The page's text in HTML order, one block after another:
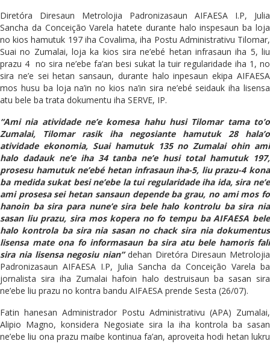
Diretóra Diresaun Metrolojia Padronizasaun AIFAESA I.P, Julia
Sancha da Conceição Varela hatete durante halo inspesaun ba loja
no kios hamutuk 197 iha Covalima, iha Postu Administrativu Tilomar,
Suai no Zumalai, loja ka kios sira ne’ebé hetan infrasaun iha 5, liu
prazu 4 no sira ne’ebe fa’an besi sukat la tuir regularidade iha 1, no
sira ne’e sei hetan sansaun, durante halo inpesaun ekipa AIFAESA
mos husu ba loja na’in no kios na’in sira ne’ebé seidauk iha lisensa
atu bele ba trata dokumentu iha SERVE, IP.
“Ami nia atividade ne’e komesa hahu husi Tilomar tama to’o
Zumalai, Tilomar rasik iha negosiante hamutuk 28 hala’o
atividade ekonomia, Suai hamutuk 135 no Zumalai ohin ami
halo dadauk ne’e iha 34 tanba ne’e husi total hamutuk 197,
prosesu hamutuk ne’ebé hetan infrasaun iha-5, liu prazu-4 kona
ba medida sukat besi ne’ebe la tui regularidade iha ida, sira ne’e
ami prosesa sei hetan sansaun depende ba grau, no ami mos fo
hanoin ba sira para nune’e sira bele halo kontrolu ba sira nia
sasan liu prazu, sira mos kopera no fo tempu ba AIFAESA bele
halo kontrola ba sira nia sasan no chack sira nia dokumentus
lisensa mate ona fo informasaun ba sira atu bele hamoris fali
sira nia lisensa negosiu nian”dehan Diretóra Diresaun Metrolojia
Padronizasaun AIFAESA I.P, Julia Sancha da Conceição Varela ba
jornalista sira iha Zumalai hafoin halo destruisaun ba sasan sira
ne’ebe liu prazu no kontra bandu AIFAESA prende Sesta (26/07).
Fatin hanesan Administrador Postu Administrativu (APA) Zumalai,
Alipio Magno, konsidera Negosiate sira la iha kontrola ba sasan
ne’ebe liu ona prazu maibe kontinua fa’an, aproveita hodi hetan lukru